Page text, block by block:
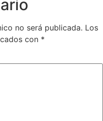
no será publicada. Los
con *